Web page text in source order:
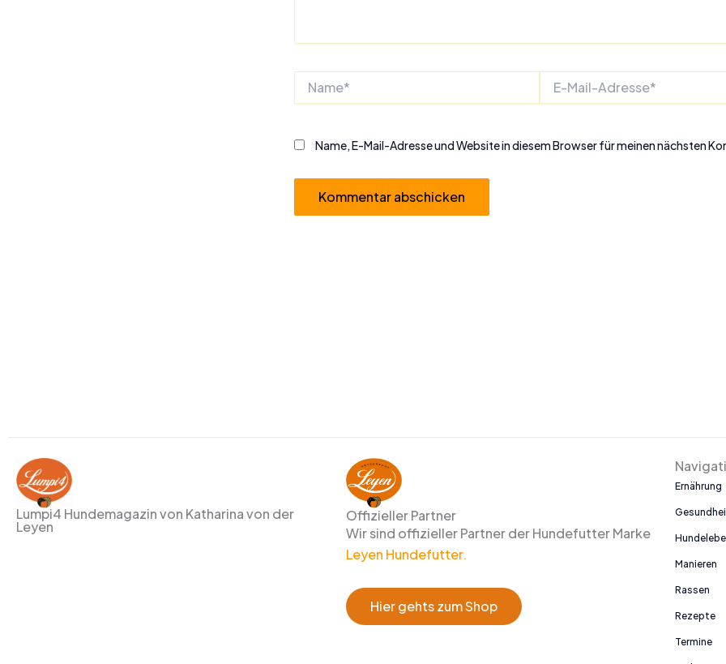
Mail-
Name, E-Mail-Adresse und Website in diesem Browser für meinen nächsten
Lumpi4 Hundemagazin von Katharina von der
Leyen
Offizieller Partner
Wir sind offizieller Partner der Hundefutter Marke
Leyen Hundefutter.
Hier gehts zum Shop
Ernährung
Manieren
Rassen
Rezepte
Termine